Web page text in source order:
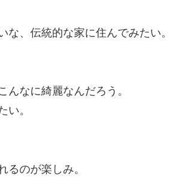
な、伝統的な家に住んでみたい。
んなに綺麗なんだろう。
い。
るのが楽しみ。